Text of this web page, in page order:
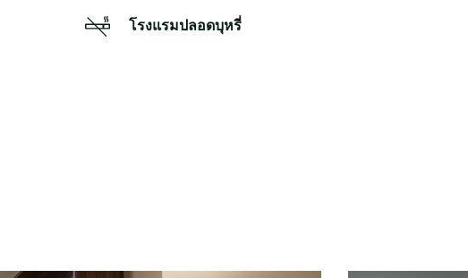
โรงแรมปลอดบุหรี่